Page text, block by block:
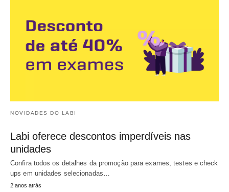
NOVIDADES DO LABI
Labi oferece descontos imperdíveis nas
unidades
Confira todos os detalhes da promoção para exames, testes e check
ups em unidades selecionadas…
2 anos atrás